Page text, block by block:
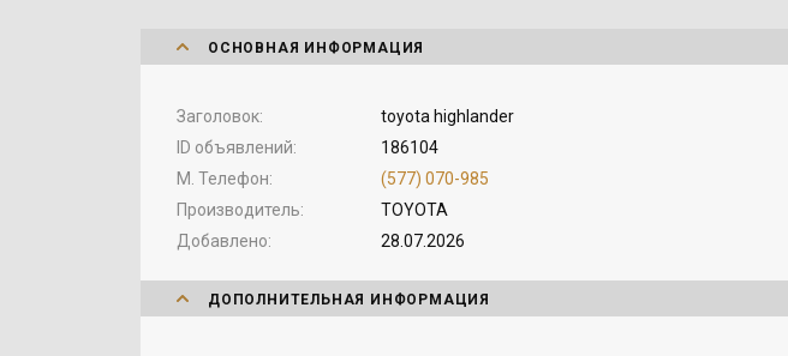
ОСНОВНАЯ ИНФОРМАЦИЯ
Заголовок
toyota highlander
ID объявлений
186104
М. Телефон
(577) 070-985
Производитель
TOYOTA
Добавлено
28.07.2026
ДОПОЛНИТЕЛЬНАЯ ИНФОРМАЦИЯ